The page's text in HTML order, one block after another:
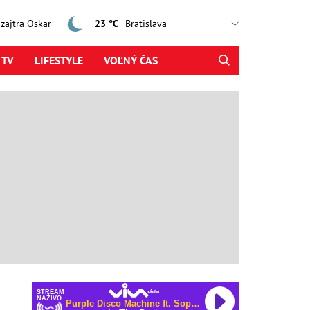
Oskar 23 °C
LIFESTYLE VOĽNÝ ČAS
STREAM
NAŽIVO
Purple Disco Machine ft. Sophie and the Giants